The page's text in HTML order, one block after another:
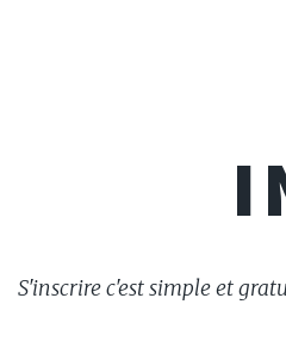
S'inscrire c'est simple et